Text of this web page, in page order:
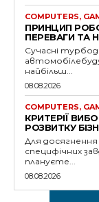
COMPUTERS,
ПРИНЦИП
ПЕРЕВАГИ ТА
Сучасні
найбільш...
08.08.2026
COMPUTERS,
КРИТЕРІЇ
РОЗВИТКУ
Для досягнення
специфічних завданнях,
плануєте...
08.08.2026